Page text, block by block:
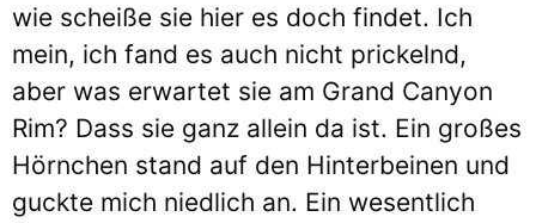
wie scheiße sie hier es doch findet. Ich
mein, ich fand es auch nicht prickelnd,
aber was erwartet sie am Grand Canyon
Rim? Dass sie ganz allein da ist. Ein großes
Hörnchen stand auf den Hinterbeinen und
guckte mich niedlich an. Ein wesentlich